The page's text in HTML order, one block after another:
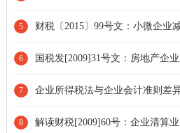
5 财税〔2015〕99号文：小微企业
6 国税发[2009]31号文：房地产企
题
7 企业所得税法与企业会计准则差
8 解读财税[2009]60号：企业清算